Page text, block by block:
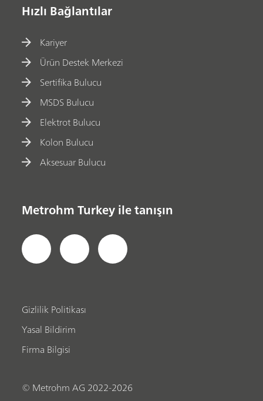
Hızlı Bağlantılar
Kariyer
Ürün Destek Merkezi
Sertifika Bulucu
MSDS Bulucu
Elektrot Bulucu
Kolon Bulucu
Aksesuar Bulucu
Metrohm Turkey ile tanışın
Gizlilik Politikası
Yasal Bildirim
Firma Bilgisi
© Metrohm AG 2022-2026